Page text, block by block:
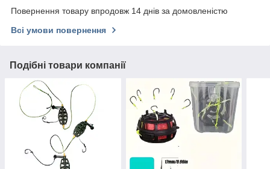
Повернення товару впродовж 14 днів за домовленістю
Всі умови повернення
Подібні товари компанії